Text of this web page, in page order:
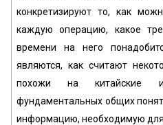
конкретизируют то, как
каждую операцию, какое
времени на него
являются, как считают
похожи на китайские
фундаментальных общих
информацию, необходимую для